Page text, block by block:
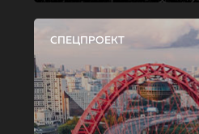
СПЕЦПРОЕКТ